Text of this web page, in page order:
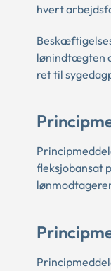
hvert
lønindtægten
ret til
fleksjobansat